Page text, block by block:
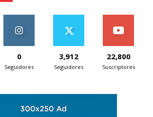
0
Seguidores
3,912
Seguidores
22,800
Suscriptores